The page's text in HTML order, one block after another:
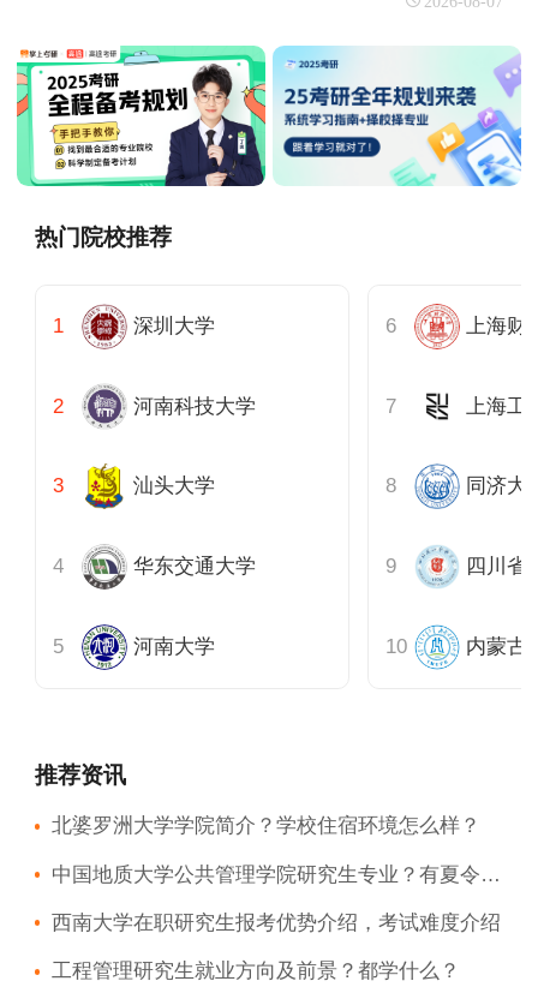
热门院校推荐
深圳大学
河南科技大学
汕头大学
华东交通大学
河南大学
同济大
四川省
内蒙古
推荐资讯
北婆罗洲大学学院简介？学校住宿环境怎么样？
中国地质大学公共管理学院研究生专业？有夏令营吗？
西南大学在职研究生报考优势介绍，考试难度介绍
工程管理研究生就业方向及前景？都学什么？